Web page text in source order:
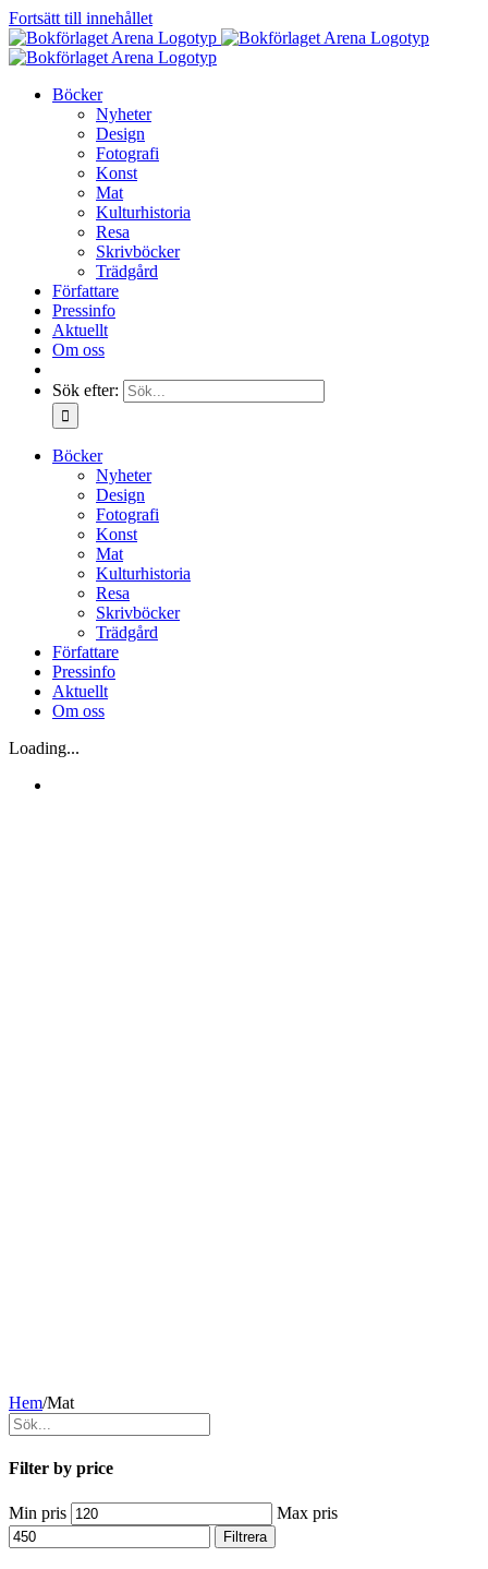
Fortsätt till innehållet
Böcker
Nyheter
Design
Fotografi
Konst
Mat
Kulturhistoria
Resa
Skrivböcker
Trädgård
Författare
Pressinfo
Aktuellt
Om oss
Sök efter:
Böcker
Nyheter
Design
Fotografi
Konst
Mat
Kulturhistoria
Resa
Skrivböcker
Trädgård
Författare
Pressinfo
Aktuellt
Om oss
Loading...
Hem/Mat
Filter by price
Min pris Max pris
Filtrera